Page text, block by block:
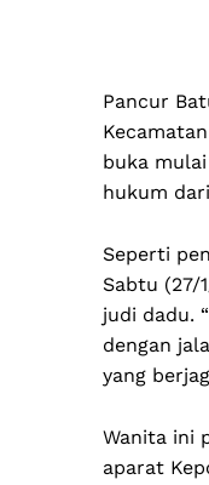
Pancur
buka
hukum
Seperti
Sabtu (27/
judi dadu.
dengan
yang
Wanita ini
aparat